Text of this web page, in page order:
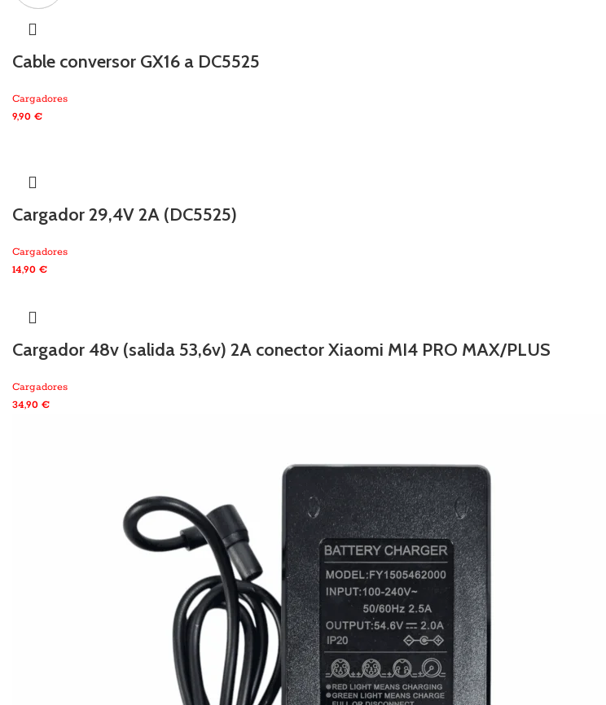
Cable conversor GX16 a DC5525
Cargadores
9,90 €
Cargador 29,4V 2A (DC5525)
Cargadores
14,90 €
Cargador 48v (salida 53,6v) 2A conector Xiaomi MI4 PRO MAX/PLUS
Cargadores
34,90 €